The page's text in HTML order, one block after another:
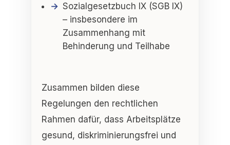
Sozialgesetzbuch IX (SGB IX)
– insbesondere im
Zusammenhang mit
Behinderung und Teilhabe
Zusammen bilden diese
Regelungen den rechtlichen
Rahmen dafür, dass Arbeitsplätze
gesund, diskriminierungsfrei und